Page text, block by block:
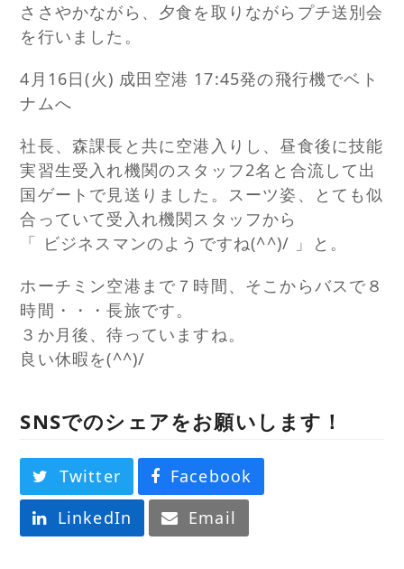
ささやかながら、夕食を取りながらプチ送別会
を行いました。
4月16日(火) 成田空港 17:45発の飛行機でベト
ナムへ
社長、森課長と共に空港入りし、昼食後に技能
実習生受入れ機関のスタッフ2名と合流して出
国ゲートで見送りました。スーツ姿、とても似
合っていて受入れ機関スタッフから
「 ビジネスマンのようですね(^^)/ 」と。
ホーチミン空港まで７時間、そこからバスで８
時間・・・長旅です。
３か月後、待っていますね。
良い休暇を(^^)/
SNSでのシェアをお願いします！
Twitter
Facebook
LinkedIn
Email